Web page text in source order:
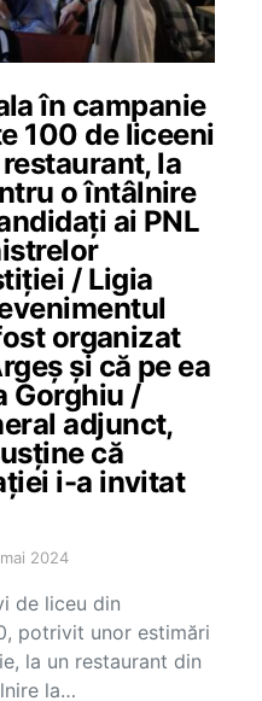
în campanie
100 de liceeni
la
o întâlnire
ai PNL
/ Ligia
organizat
și că pe ea
Gorghiu /
adjunct,
că
i-a invitat
2024
de liceu din
potrivit unor estimări
la un restaurant din
la…